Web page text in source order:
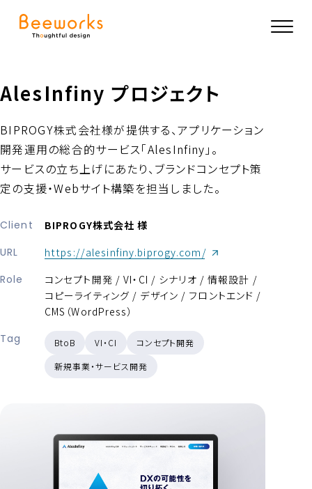
AlesInfiny プロジェクト
BIPROGY株式会社様が提供する、アプリケーション
開発運用の総合的サービス「AlesInfiny」。
サービスの立ち上げにあたり、ブランドコンセプト策
定の支援・Webサイト構築を担当しました。
Client
BIPROGY株式会社 様
URL
https://alesinfiny.biprogy.com/（新しいウィンドウが開
Role
コンセプト開発 / VI・CI / シナリオ / 情報設計 /
コピーライティング / デザイン / フロントエンド /
CMS（WordPress）
Tag
BtoB VI・CI
コンセプト開発
新規事業・サービス開発